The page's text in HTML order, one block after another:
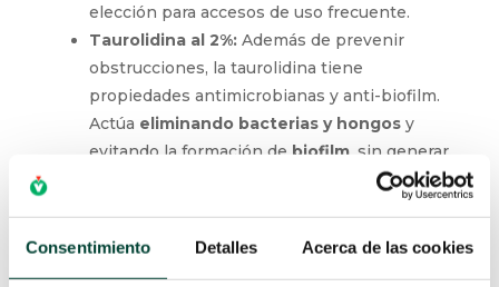
Consentimiento Detalles Acerca de las cookies
elección para accesos de uso frecuente.
Taurolidina al 2%: Además de prevenir
obstrucciones, la taurolidina tiene
propiedades antimicrobianas y anti-biofilm.
Actúa eliminando bacterias y hongosy
evitando la formación de biofilm, sin generar
resistencia como los antibióticos. Se usa
solución de sellado